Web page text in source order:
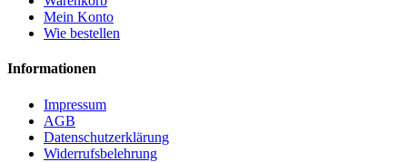
Mein Konto
Wie bestellen
Informationen
Impressum
AGB
Datenschutzerklärung
Widerrufsbelehrung